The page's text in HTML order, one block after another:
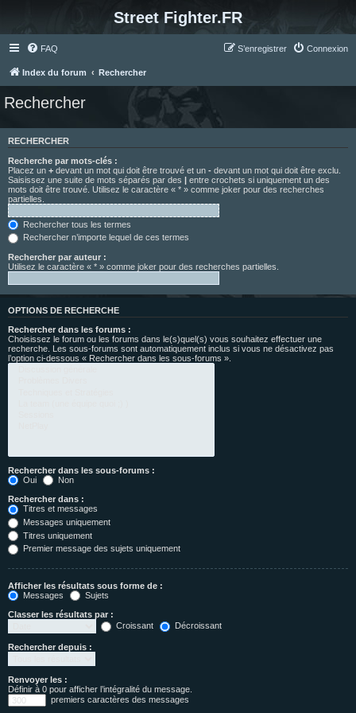
Street Fighter.FR
FAQ Connexion
S’enregistrer
Index du forum Rechercher
Rechercher
RECHERCHER
Recherche par mots-clés :
Placez un + devant un mot qui doit être trouvé et un - devant un mot qui doit être exclu.
Saisissez une suite de mots séparés par des | entre crochets si uniquement un des
mots doit être trouvé. Utilisez le caractère « * » comme joker pour des recherches
partielles.
Rechercher tous les termes
Rechercher n’importe lequel de ces termes
Rechercher par auteur :
Utilisez le caractère « * » comme joker pour des recherches partielles.
OPTIONS DE RECHERCHE
Rechercher dans les forums :
Choisissez le forum ou les forums dans le(s)quel(s) vous souhaitez effectuer une
recherche. Les sous-forums sont automatiquement inclus si vous ne désactivez pas
l’option ci-dessous « Rechercher dans les sous-forums ».
Rechercher dans les sous-forums :
Oui
Non
Rechercher dans :
Titres et messages
Messages uniquement
Titres uniquement
Premier message des sujets uniquement
Afficher les résultats sous forme de :
Messages
Sujets
Classer les résultats par :
Croissant
Décroissant
Rechercher depuis :
Renvoyer les :
Définir à 0 pour afficher l’intégralité du message.
premiers caractères des messages